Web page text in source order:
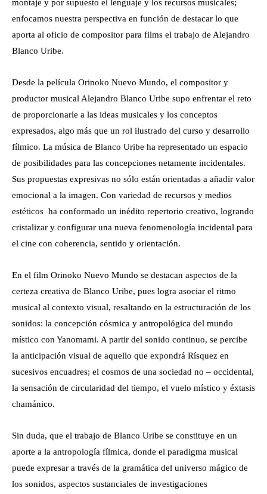
montaje y por supuesto el lenguaje y los recursos musicales;
enfocamos nuestra perspectiva en función de destacar lo que
aporta al oficio de compositor para films el trabajo de Alejandro
Blanco Uribe.
Desde la película Orinoko Nuevo Mundo, el compositor y
productor musical Alejandro Blanco Uribe supo enfrentar el reto
de proporcionarle a las ideas musicales y los conceptos
expresados, algo más que un rol ilustrado del curso y desarrollo
fílmico. La música de Blanco Uribe ha representado un espacio
de posibilidades para las concepciones netamente incidentales.
Sus propuestas expresivas no sólo están orientadas a añadir valor
emocional a la imagen. Con variedad de recursos y medios
estéticos ha conformado un inédito repertorio creativo, logrando
cristalizar y configurar una nueva fenomenología incidental para
el cine con coherencia, sentido y orientación.
En el film Orinoko Nuevo Mundo se destacan aspectos de la
certeza creativa de Blanco Uribe, pues logra asociar el ritmo
musical al contexto visual, resaltando en la estructuración de los
sonidos: la concepción cósmica y antropológica del mundo
místico con Yanomami. A partir del sonido continuo, se percibe
la anticipación visual de aquello que expondrá Rísquez en
sucesivos encuadres; el cosmos de una sociedad no – occidental,
la sensación de circularidad del tiempo, el vuelo místico y éxtasis
chamánico.
Sin duda, que el trabajo de Blanco Uribe se constituye en un
aporte a la antropología fílmica, donde el paradigma musical
puede expresar a través de la gramática del universo mágico de
los sonidos, aspectos sustanciales de investigaciones